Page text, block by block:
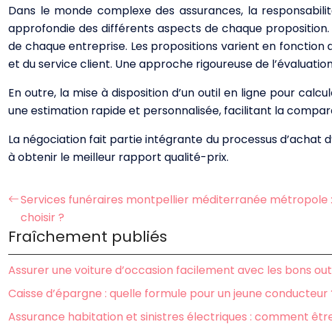
Dans le monde complexe des assurances, la
approfondie des différents aspects de chaque
de chaque entreprise. Les propositions varient en
et du service client. Une approche rigoureuse de
En outre, la mise à disposition d’un outil en ligne pour
une estimation rapide et personnalisée, facilitant la
La négociation fait partie intégrante du processus d’achat
à obtenir le meilleur rapport qualité-prix.
Services funéraires montpellier méditerranée métropole
choisir ?
Fraîchement publiés
Assurer une voiture d’occasion facilement avec les bons
Caisse d’épargne : quelle formule pour un jeune conducteur
Assurance habitation et sinistres électriques : comment